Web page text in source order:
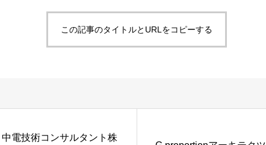
この記事のタイトルとURLをコピーする
中電技術コンサルタント株